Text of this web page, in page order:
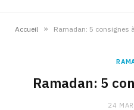
Accueil » Ramadan: 5 consignes
Ramadan: 5
24